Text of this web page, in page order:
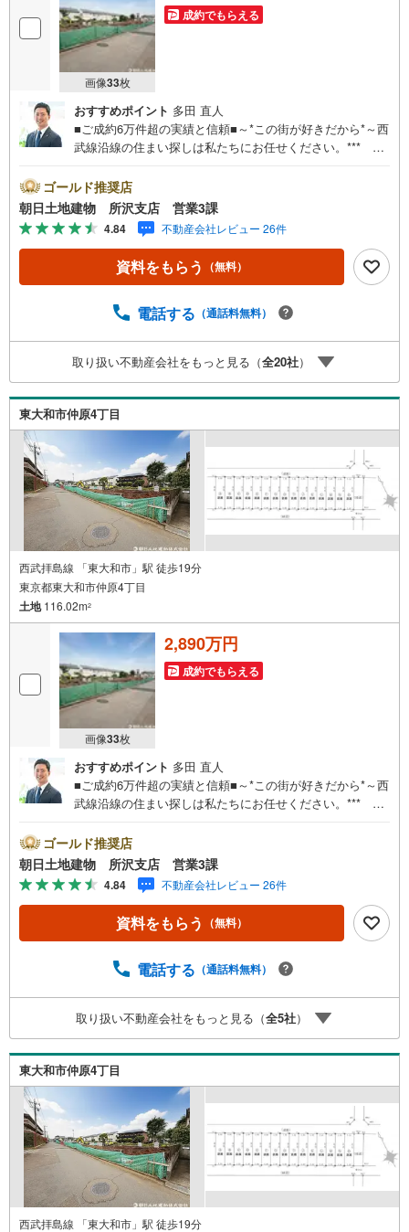
画像33枚
成約でもらえる
おすすめポイント 多田 直人
■ご成約6万件超の実績と信頼■～*この街が好きだから*～西
武線沿線の住まい探しは私たちにお任せください。*** 住
玉・神奈川に展開。豊富な取引データと現場経験をもと
に、お客様一人ひとりに最適なご提案を行っています。
「住宅ローンが不安」「自己資金が少ないけれど購入でき
る？」「住み替えの進め方が分からない」など、購入・売
却に関するお悩みにも有資格スタッフが丁寧に対応。資金
計画の立案から契約・お引渡しまで一貫してサポートいた
件ごとのメリット・注意点をまとめたレポートもご用意し
応。まずはお気軽にご相談ください。■電車でお越しのお客
様は、西武線「所沢駅」西口より徒歩5分■お車でお越しの
お客様は、提携駐車場がございますので弊社営業スタッフ
までお尋ねください。
ゴールド推奨店
朝日土地建物 所沢支店 営業3課
4.84 不動産会社レビュー 26件
資料をもらう （無料）
電話する （通話料無料）
取り扱い不動産会社をもっと見る（全20社）
東大和市仲原4丁目
西武拝島線 「東大和市」駅 徒歩19分
東京都東大和市仲原4丁目
土地116.02m2
画像33枚
2,890万円
成約でもらえる
おすすめポイント 多田 直人
■ご成約6万件超の実績と信頼■～*この街が好きだから*～西
武線沿線の住まい探しは私たちにお任せください。*** 住
玉・神奈川に展開。豊富な取引データと現場経験をもと
に、お客様一人ひとりに最適なご提案を行っています。
「住宅ローンが不安」「自己資金が少ないけれど購入でき
る？」「住み替えの進め方が分からない」など、購入・売
却に関するお悩みにも有資格スタッフが丁寧に対応。資金
計画の立案から契約・お引渡しまで一貫してサポートいた
件ごとのメリット・注意点をまとめたレポートもご用意し
応。まずはお気軽にご相談ください。■電車でお越しのお客
様は、西武線「所沢駅」西口より徒歩5分■お車でお越しの
お客様は、提携駐車場がございますので弊社営業スタッフ
までお尋ねください。
ゴールド推奨店
朝日土地建物 所沢支店 営業3課
4.84 不動産会社レビュー 26件
資料をもらう （無料）
電話する （通話料無料）
取り扱い不動産会社をもっと見る（全5社）
東大和市仲原4丁目
西武拝島線 「東大和市」駅 徒歩19分